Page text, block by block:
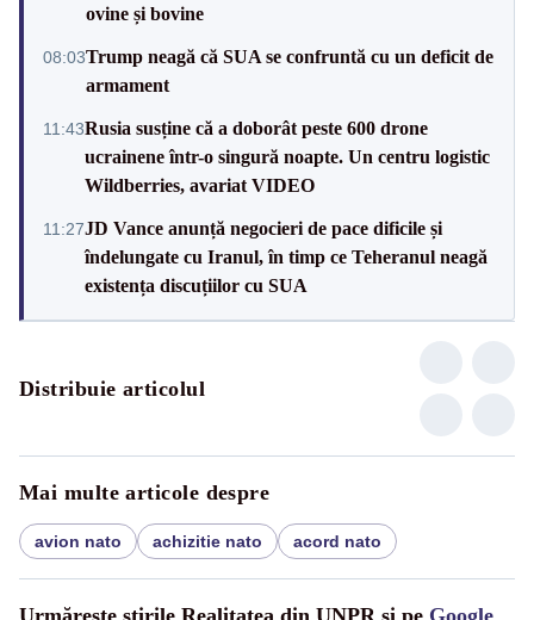
ovine și bovine
08:03Trump neagă că SUA se confruntă cu un deficit de
armament
11:43Rusia susține că a doborât peste 600 drone
ucrainene într-o singură noapte. Un centru logistic
Wildberries, avariat VIDEO
11:27JD Vance anunță negocieri de pace dificile și
îndelungate cu Iranul, în timp ce Teheranul neagă
existența discuțiilor cu SUA
Distribuie articolul
Mai multe articole despre
avion nato achizitie nato acord nato
Urmărește știrile Realitatea din UNPR și pe Google